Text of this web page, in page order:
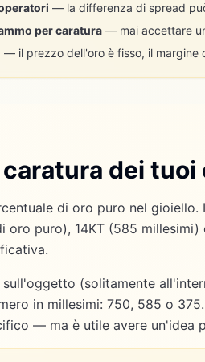
— la differenza di spread
per caratura — mai accettare
— il prezzo dell'oro è fisso, il margine
caratura dei
di oro puro nel
oro puro), 14KT (585
(solitamente
in millesimi: 750, 585 o
— ma è utile avere un'idea